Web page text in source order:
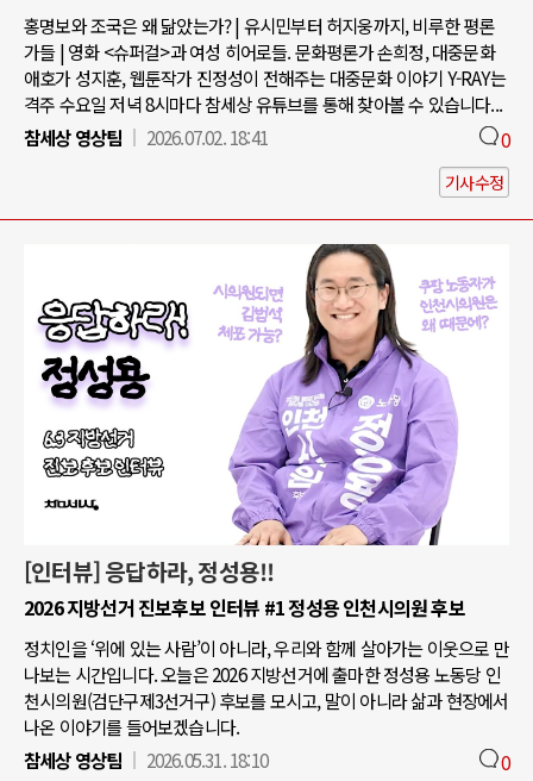
홍명보와 조국은 왜 닮았는가? | 유시민부터 허지웅까지, 비루한 평론
가들 | 영화 <슈퍼걸>과 여성 히어로들. 문화평론가 손희정, 대중문화
애호가 성지훈, 웹툰작가 진정성이 전해주는 대중문화 이야기 Y-RAY는
격주 수요일 저녁 8시마다 참세상 유튜브를 통해 찾아볼 수 있습니다...
참세상 영상팀
2026.07.02. 18:41 0
기사수정
[인터뷰] 응답하라, 정성용!!
2026 지방선거 진보후보 인터뷰 #1 정성용 인천시의원 후보
정치인을 ‘위에 있는 사람’이 아니라, 우리와 함께 살아가는 이웃으로 만
나보는 시간입니다. 오늘은 2026 지방선거에 출마한 정성용 노동당 인
천시의원(검단구제3선거구) 후보를 모시고, 말이 아니라 삶과 현장에서
나온 이야기를 들어보겠습니다.
참세상 영상팀
2026.05.31. 18:10 0